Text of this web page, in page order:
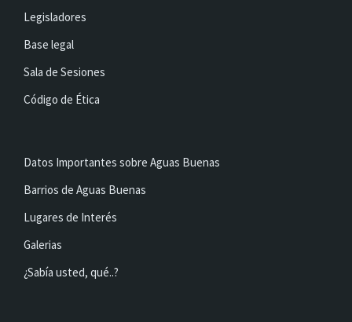
Legisladores
Base legal
Sala de Sesiones
Código de Ética
Datos Importantes sobre Aguas Buenas
Barrios de Aguas Buenas
Lugares de Interés
Galerias
¿Sabía usted, qué..?